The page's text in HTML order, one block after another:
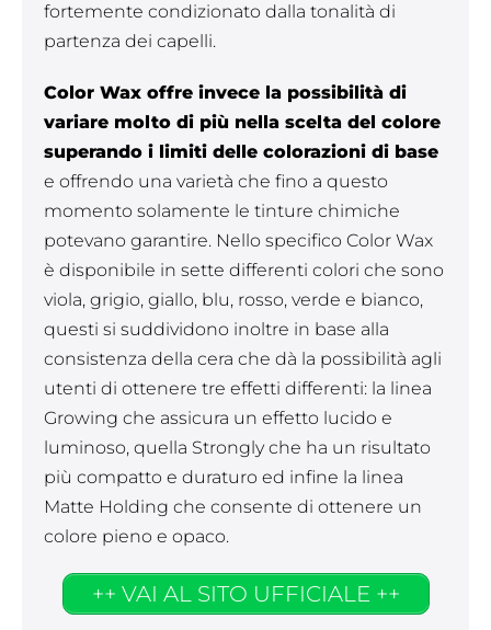
fortemente condizionato dalla tonalità di
partenza dei capelli.
Color Wax offre invece la possibilità di
variare molto di più nella scelta del colore
superando i limiti delle colorazioni di base
e offrendo una varietà che fino a questo
momento solamente le tinture chimiche
potevano garantire. Nello specifico Color Wax
è disponibile in sette differenti colori che sono
viola, grigio, giallo, blu, rosso, verde e bianco,
questi si suddividono inoltre in base alla
consistenza della cera che dà la possibilità agli
utenti di ottenere tre effetti differenti: la linea
Growing che assicura un effetto lucido e
luminoso, quella Strongly che ha un risultato
più compatto e duraturo ed infine la linea
Matte Holding che consente di ottenere un
colore pieno e opaco.
++ VAI AL SITO UFFICIALE ++